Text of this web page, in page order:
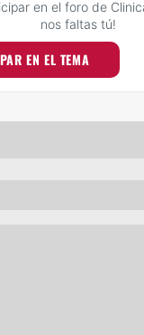
en el foro de
nos faltas tú!
EN EL TEMA